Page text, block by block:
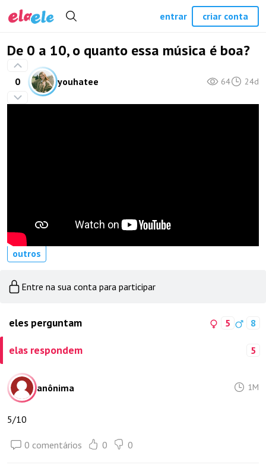
De 0 a 10, o quanto essa música é boa?
0 youhatee 64 24d
outros
Entre na sua conta para participar
eles perguntam 5 8
elas respondem 5
anônima 1M
5/10
0 comentários 0 0
entrar criar conta